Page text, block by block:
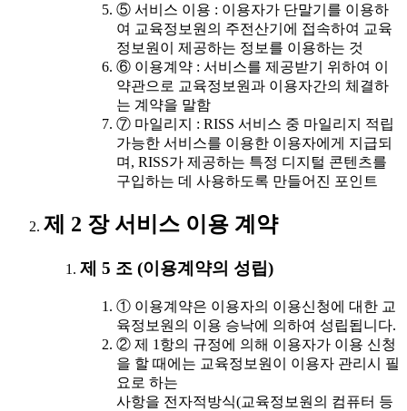
⑤ 서비스 이용 : 이용자가 단말기를 이용하
여 교육정보원의 주전산기에 접속하여 교육
정보원이 제공하는 정보를 이용하는 것
⑥ 이용계약 : 서비스를 제공받기 위하여 이
약관으로 교육정보원과 이용자간의 체결하
는 계약을 말함
⑦ 마일리지 : RISS 서비스 중 마일리지 적립
가능한 서비스를 이용한 이용자에게 지급되
며, RISS가 제공하는 특정 디지털 콘텐츠를
구입하는 데 사용하도록 만들어진 포인트
제 2 장 서비스 이용 계약
제 5 조 (이용계약의 성립)
① 이용계약은 이용자의 이용신청에 대한 교
육정보원의 이용 승낙에 의하여 성립됩니다.
② 제 1항의 규정에 의해 이용자가 이용 신청
을 할 때에는 교육정보원이 이용자 관리시 필
요로 하는
사항을 전자적방식(교육정보원의 컴퓨터 등